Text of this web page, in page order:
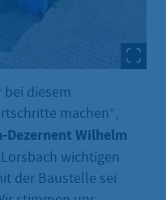
bei diesem
machen“,
Wilhelm
wichtigen
der Baustelle sei